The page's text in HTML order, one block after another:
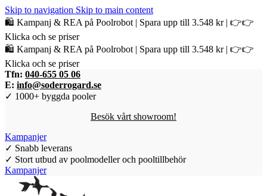
Skip to navigation Skip to main content
🛍️ Kampanj & REA på Poolrobot | Spara upp till 3.548 kr | 👉👉
Klicka och se priser
🛍️ Kampanj & REA på Poolrobot | Spara upp till 3.548 kr | 👉👉
Klicka och se priser
Tfn: 040-655 05 06
E: info@soderrogard.se
✓ 1000+ byggda pooler
Besök vårt showroom!
Kampanjer
✓ Snabb leverans
✓ Stort utbud av poolmodeller och pooltillbehör
Kampanjer